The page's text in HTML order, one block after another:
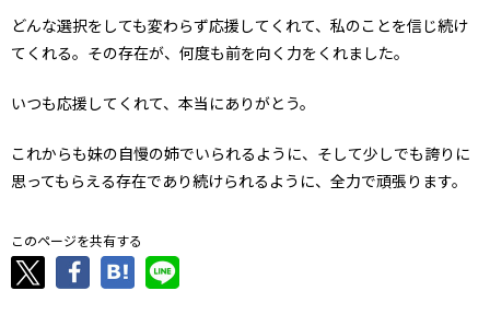
どんな選択をしても変わらず応援してくれて、私のことを信じ続け
てくれる。その存在が、何度も前を向く力をくれました。
いつも応援してくれて、本当にありがとう。
これからも妹の自慢の姉でいられるように、そして少しでも誇りに
思ってもらえる存在であり続けられるように、全力で頑張ります。
このページを共有する